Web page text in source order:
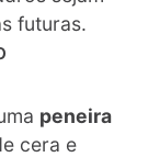
futuras.
peneira
cera e